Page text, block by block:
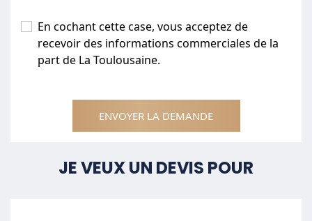
En cochant cette case, vous acceptez de
recevoir des informations commerciales de la
part de La Toulousaine.
ENVOYER LA DEMANDE
JE VEUX UN DEVIS POUR